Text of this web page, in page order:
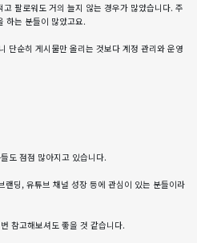
팔로워도 거의 늘지 않는 경우가 많았습니다. 주
하는 분들이 많았고요.
단순히 게시물만 올리는 것보다 계정 관리와 운영
도 점점 많아지고 있습니다.
랜딩, 유튜브 채널 성장 등에 관심이 있는 분들이라
참고해보셔도 좋을 것 같습니다.